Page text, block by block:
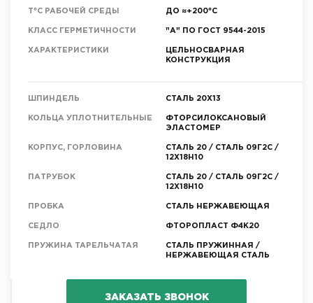
T°C РАБОЧЕЙ СРЕДЫ ДО ≈+200°C
КЛАСС ГЕРМЕТИЧНОСТИ "А" ПО ГОСТ 9544-2015
ХАРАКТЕРИСТИКИ
ЦЕЛЬНОСВАРНАЯ
КОНСТРУКЦИЯ
ШПИНДЕЛЬ СТАЛЬ 20Х13
КОЛЬЦА УПЛОТНИТЕЛЬНЫЕ
ФТОРСИЛОКСАНОВЫЙ
ЭЛАСТОМЕР
КОРПУС, ГОРЛОВИНА
СТАЛЬ 20 / СТАЛЬ 09Г2С /
12Х18Н10
ПАТРУБОК
СТАЛЬ 20 / СТАЛЬ 09Г2С /
12Х18Н10
ПРОБКА СТАЛЬ НЕРЖАВЕЮЩАЯ
СЕДЛО ФТОРОПЛАСТ Ф4К20
ПРУЖИНА ТАРЕЛЬЧАТАЯ
СТАЛЬ ПРУЖИННАЯ /
НЕРЖАВЕЮЩАЯ СТАЛЬ
ЗАКАЗАТЬ ЗВОНОК